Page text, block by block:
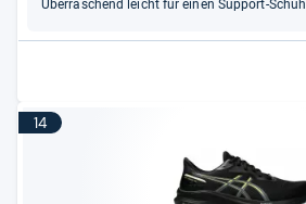
Über­ra­schend leicht für einen Sup­port-​Schuh
14